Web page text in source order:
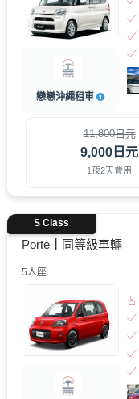
戀戀沖繩租車
11,800日元
9,000日元
1夜2天費用
Porte┃同等級車輛
S Class
5人座